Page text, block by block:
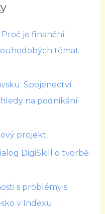
Proč je finanční
témat
Spojenectví
na podnikání
projekt
DigiSkill o tvorbě
s problémy s
v Indexu